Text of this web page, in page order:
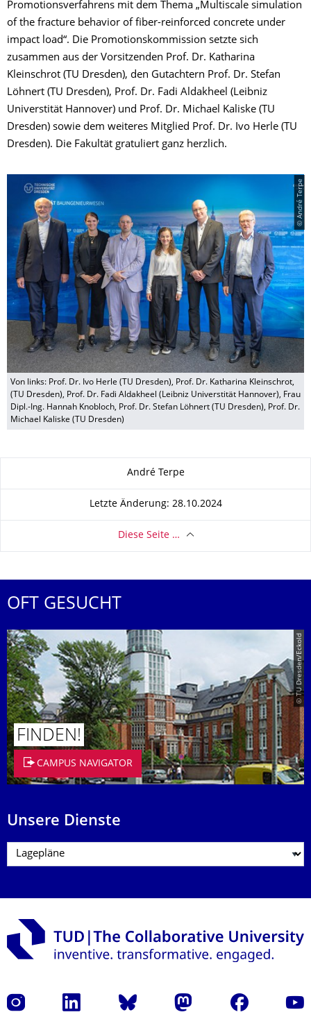
Promotionsverfahrens mit dem Thema „Multiscale simulation
of the fracture behavior of fiber-reinforced concrete under
impact load“. Die Promotionskommission setzte sich
zusammen aus der Vorsitzenden Prof. Dr. Katharina
Kleinschrot (TU Dresden), den Gutachtern Prof. Dr. Stefan
Löhnert (TU Dresden), Prof. Dr. Fadi Aldakheel (Leibniz
Universtität Hannover) und Prof. Dr. Michael Kaliske (TU
Dresden) sowie dem weiteres Mitglied Prof. Dr. Ivo Herle (TU
Dresden). Die Fakultät gratuliert ganz herzlich.
© André Terpe
Von links: Prof. Dr. Ivo Herle (TU Dresden), Prof. Dr. Katharina Kleinschrot,
(TU Dresden), Prof. Dr. Fadi Aldakheel (Leibniz Universtität Hannover), Frau
Dipl.-Ing. Hannah Knobloch, Prof. Dr. Stefan Löhnert (TU Dresden), Prof. Dr.
Michael Kaliske (TU Dresden)
André Terpe
Letzte Änderung: 28.10.2024
Diese Seite …
OFT GESUCHT
© TU Dresden/Eckold
FINDEN!
CAMPUS NAVIGATOR
Unsere Dienste
Instagram LinkedIn Bluesky Mastodon Facebook